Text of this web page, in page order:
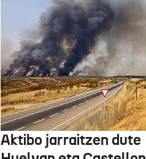
Aktibo jarraitzen dute